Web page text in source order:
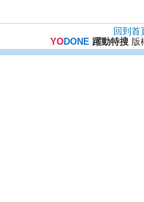
回到首
YODONE 躍動特搜版